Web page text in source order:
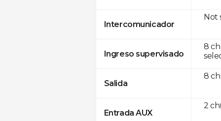
Intercomunicador
Ingreso supervisado
Salida
Entrada AUX
Not
8
8 ch
2